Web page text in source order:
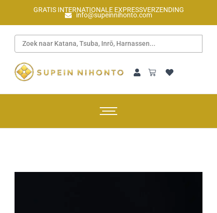
GRATIS INTERNATIONALE EXPRESSVERZENDING
info@supeinnihonto.com